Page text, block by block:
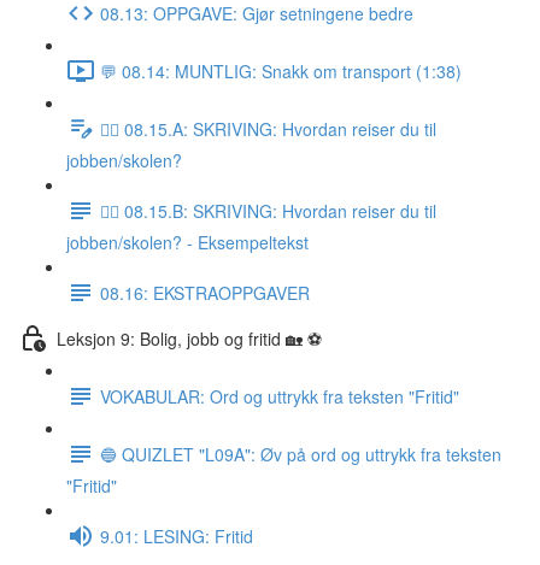
08.13: OPPGAVE: Gjør setningene bedre
💬 08.14: MUNTLIG: Snakk om transport (1:38)
✍🏼 08.15.A: SKRIVING: Hvordan reiser du til
jobben/skolen?
✍🏼 08.15.B: SKRIVING: Hvordan reiser du til
jobben/skolen? - Eksempeltekst
08.16: EKSTRAOPPGAVER
Leksjon 9: Bolig, jobb og fritid 🏡 ⚽️
VOKABULAR: Ord og uttrykk fra teksten "Fritid"
🔵 QUIZLET "L09A": Øv på ord og uttrykk fra teksten
"Fritid"
9.01: LESING: Fritid